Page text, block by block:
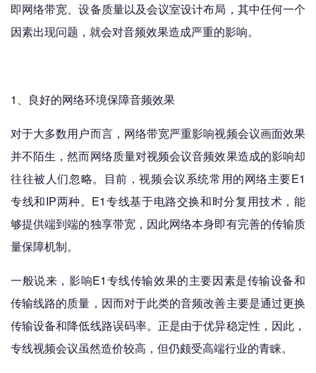
即网络带宽、设备质量以及会议室设计布局，其中任何一个
因素出现问题，就会对音频效果造成严重的影响。
1、良好的网络环境保障音频效果
对于大多数用户而言，网络带宽严重影响视频会议画面效果
并不陌生，然而网络质量对视频会议音频效果造成的影响却
往往被人们忽略。目前，视频会议系统常用的网络主要E1
专线和IP两种。E1专线基于电路交换和时分复用技术，能
够提供端到端的独享带宽，因此网络本身即有完善的传输质
量保障机制。
一般说来，影响E1专线传输效果的主要因素是传输设备和
传输线路的质量，因而对于此类的音频改善主要是通过更换
传输设备和降低线路误码率。正是由于优异稳定性，因此，
专线视频会议虽然造价较高，但仍颇受高端行业的青睐。